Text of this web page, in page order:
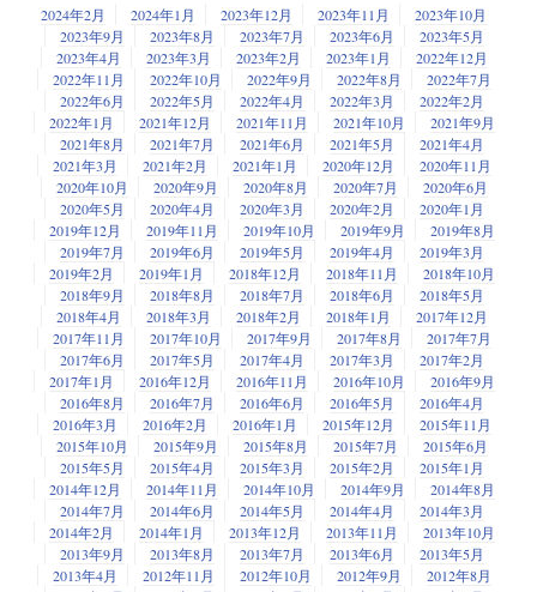
2024年2月 2024年1月 2023年12月 2023年11月
2023年10月
2023年9月
2023年8月 2023年7月 2023年6月
2023年5月
2023年4月
2023年3月 2023年2月 2023年1月
2022年12月
2022年11月
2022年10月 2022年9月 2022年8月
2022年7月
2022年6月
2022年5月 2022年4月 2022年3月
2022年2月
2022年1月
2021年12月 2021年11月 2021年10月
2021年9月
2021年8月
2021年7月 2021年6月 2021年5月
2021年4月
2021年3月
2021年2月 2021年1月 2020年12月
2020年11月
2020年10月
2020年9月 2020年8月 2020年7月
2020年6月
2020年5月
2020年4月 2020年3月 2020年2月
2020年1月
2019年12月
2019年11月 2019年10月 2019年9月
2019年8月
2019年7月
2019年6月 2019年5月 2019年4月
2019年3月
2019年2月
2019年1月 2018年12月 2018年11月
2018年10月
2018年9月
2018年8月 2018年7月 2018年6月
2018年5月
2018年4月
2018年3月 2018年2月 2018年1月
2017年12月
2017年11月
2017年10月 2017年9月 2017年8月
2017年7月
2017年6月
2017年5月 2017年4月 2017年3月
2017年2月
2017年1月
2016年12月 2016年11月 2016年10月
2016年9月
2016年8月
2016年7月 2016年6月 2016年5月
2016年4月
2016年3月
2016年2月 2016年1月 2015年12月
2015年11月
2015年10月
2015年9月 2015年8月 2015年7月
2015年6月
2015年5月
2015年4月 2015年3月 2015年2月
2015年1月
2014年12月
2014年11月 2014年10月 2014年9月
2014年8月
2014年7月
2014年6月 2014年5月 2014年4月
2014年3月
2014年2月
2014年1月 2013年12月 2013年11月
2013年10月
2013年9月
2013年8月 2013年7月 2013年6月
2013年5月
2013年4月
2012年11月 2012年10月 2012年9月
2012年8月